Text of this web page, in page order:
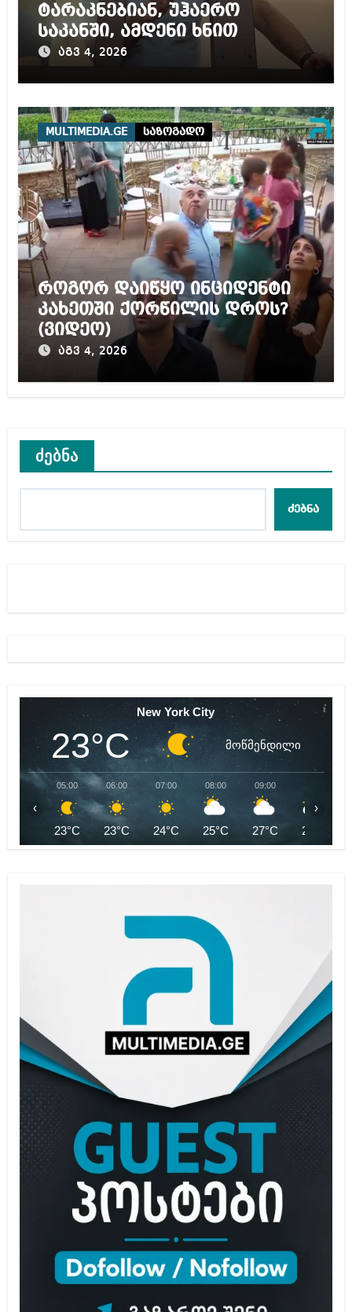
ტარაკნებიან, უჰაერო
საკანში, ამდენი ხნით
სამარტოო საკანში
მოთავსება, საერთაშორისო
წამებას და არაადამიანურ
მოპყრობას – სააკაშვილი
აგვ 4, 2026
MULTIMEDIA.GE საზოგადო
როგორ დაიწყო ინციდენტი
კახეთში ქორწილის დროს?
(ვიდეო)
აგვ 4, 2026
ძებნა
ძებნა
New York City
23°C მოწმენდილი
05:00
23°C
06:00
23°C
07:00
24°C
08:00
25°C
09:00
27°C
10:00
28°C
‹ ›